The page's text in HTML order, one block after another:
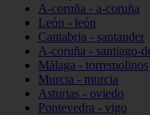
A-coruña - a-coruña
León - león
Cantabria - santander
A-coruña - santiago-
Málaga - torremolinos
Murcia - murcia
Asturias - oviedo
Pontevedra - vigo